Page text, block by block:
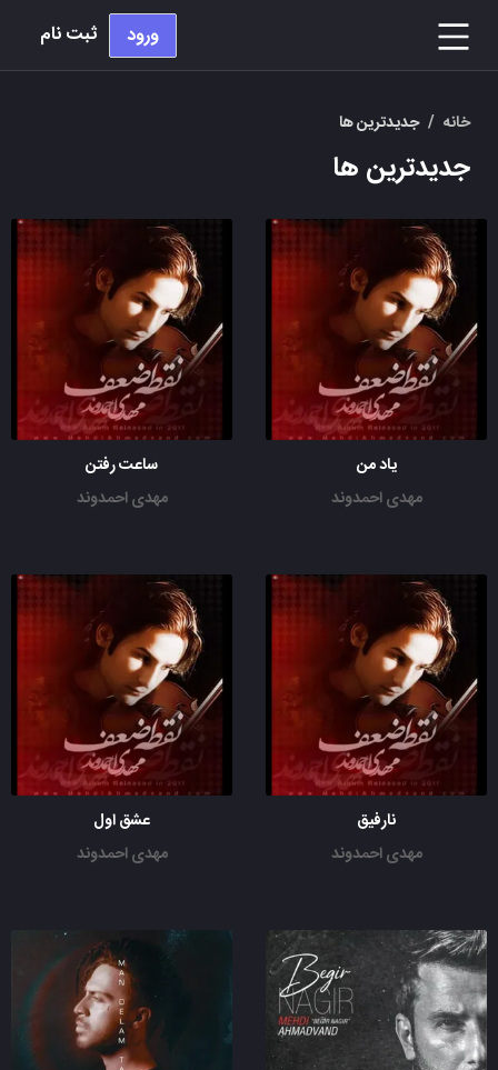
ورود ثبت نام
خانه / جدیدترین ها
جدیدترین ها
یاد من
مهدی احمدوند
ساعت رفتن
مهدی احمدوند
نارفیق
مهدی احمدوند
عشق اول
مهدی احمدوند